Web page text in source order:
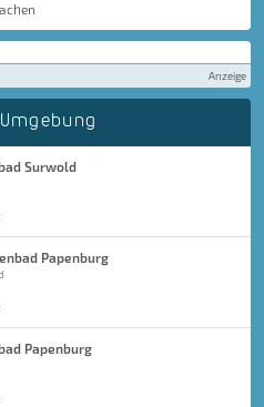
Anzeige
Surwold
Papenburg
Papenburg